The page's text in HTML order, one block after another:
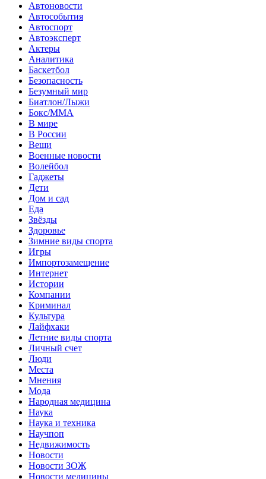
Автоновости
Автособытия
Автоспорт
Автоэксперт
Актеры
Аналитика
Баскетбол
Безопасность
Безумный мир
Биатлон/Лыжи
Бокс/MMA
В мире
В России
Вещи
Военные новости
Волейбол
Гаджеты
Дети
Дом и сад
Еда
Звёзды
Здоровье
Зимние виды спорта
Игры
Импортозамещение
Интернет
Истории
Компании
Криминал
Культура
Лайфхаки
Летние виды спорта
Личный счет
Люди
Места
Мнения
Мода
Народная медицина
Наука
Наука и техника
Научпоп
Недвижимость
Новости
Новости ЗОЖ
Новости медицины